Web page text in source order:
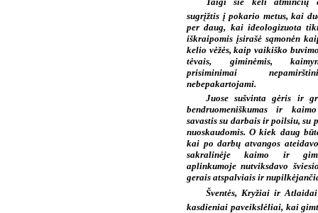
sugrįžtis į pokario metus, kai
per daug, kai ideologizuota
iškraipomis įsirašė sąmonėn
kelio vėžės, kaip vaikiško
tėvais, giminėmis,
prisiminimai
nebepakartojami.
Juose sušvinta gėris ir
bendruomeniškumas ir kaimo
savastis su darbais ir poilsiu, su
nuoskaudomis. O kiek daug
kai po darbų atvangos
sakralinėje kaimo ir
aplinkumoje nutviksdavo
gerais atspalviais ir
Šventės, Kryžiai ir
kasdieniai paveikslėliai, kai